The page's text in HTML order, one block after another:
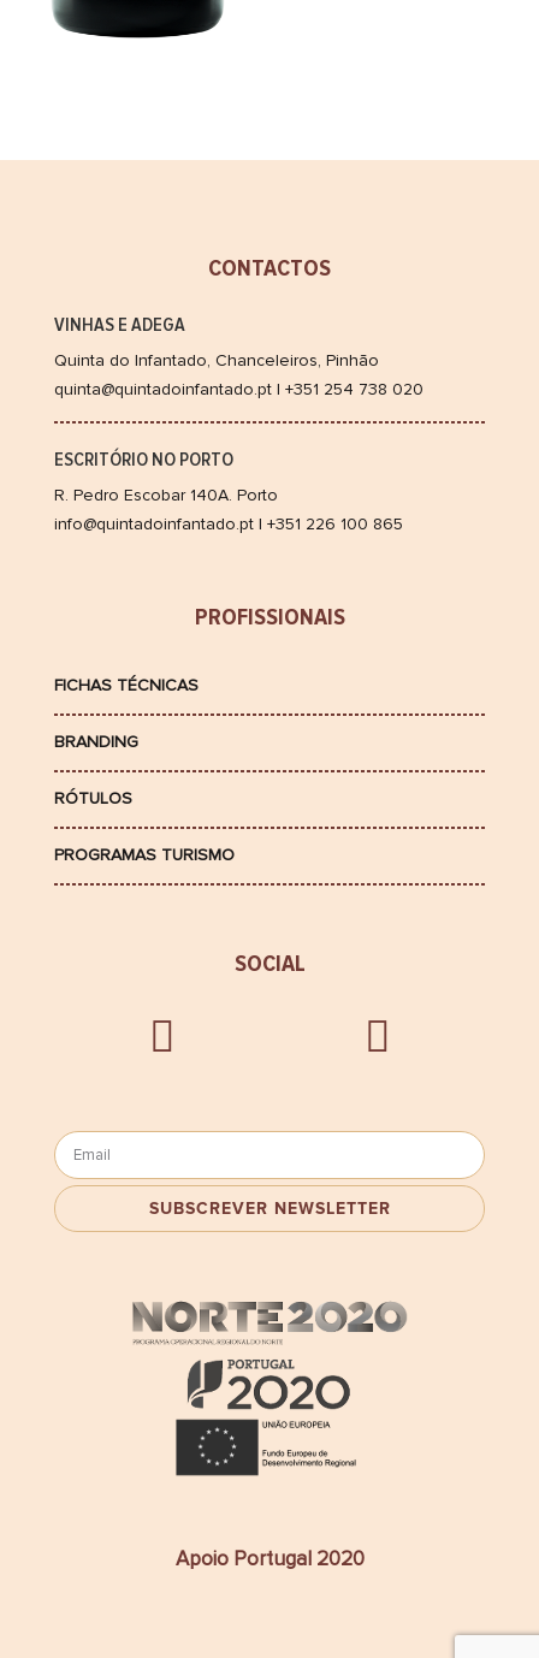
CONTACTOS
VINHAS E ADEGA
Quinta do Infantado, Chanceleiros, Pinhão
quinta@quintadoinfantado.pt | +351 254 738 020
ESCRITÓRIO NO PORTO
R. Pedro Escobar 140A. Porto
info@quintadoinfantado.pt | +351 226 100 865
PROFISSIONAIS
FICHAS TÉCNICAS
BRANDING
RÓTULOS
PROGRAMAS TURISMO
SOCIAL
Apoio Portugal 2020